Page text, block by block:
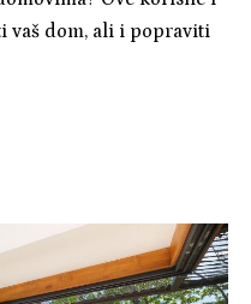
vaš dom, ali i popraviti